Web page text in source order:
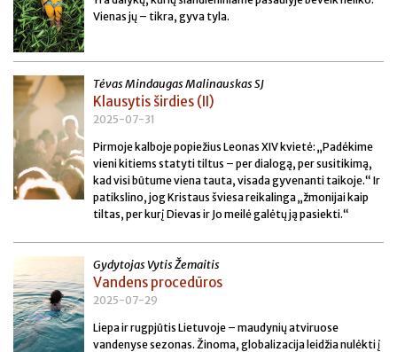
Vienas jų – tikra, gyva tyla.
Tėvas Mindaugas Malinauskas SJ
Klausytis širdies (II)
2025-07-31
Pirmoje kalboje popiežius Leonas XIV kvietė: „Padėkime
vieni kitiems statyti tiltus – per dialogą, per susitikimą,
kad visi būtume viena tauta, visada gyvenanti taikoje.“ Ir
patikslino, jog Kristaus šviesa reikalinga „žmonijai kaip
tiltas, per kurį Dievas ir Jo meilė galėtų ją pasiekti.“
Gydytojas Vytis Žemaitis
Vandens procedūros
2025-07-29
Liepa ir rugpjūtis Lietuvoje – maudynių atviruose
vandenyse sezonas. Žinoma, globalizacija leidžia nulėkti į